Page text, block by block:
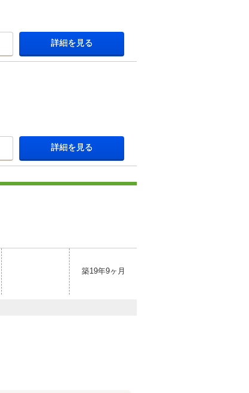
詳細を見る
詳細を見る
築19年9ヶ月